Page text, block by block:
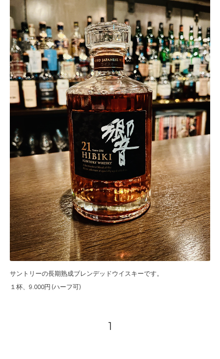
サントリーの長期熟成ブレンデッドウイスキーです。
１杯、9.000円 (ハーフ可)
1